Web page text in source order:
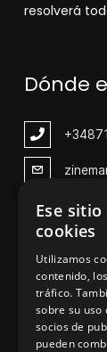
resolverá
Dónde
+348
Lunes
D'es
Ese
cookies
Utilizamos
contenido,
tráfico.
sobre su uso
socios de
pueden